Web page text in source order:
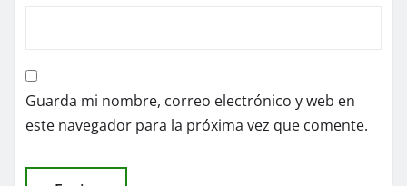
Guarda mi nombre, correo electrónico y web en
este navegador para la próxima vez que comente.